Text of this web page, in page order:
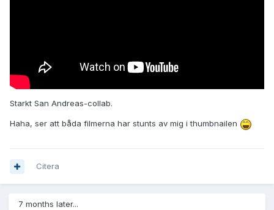
Starkt San Andreas-collab.
Haha, ser att båda filmerna har stunts av mig i thumbnailen
Citera
7 months later...